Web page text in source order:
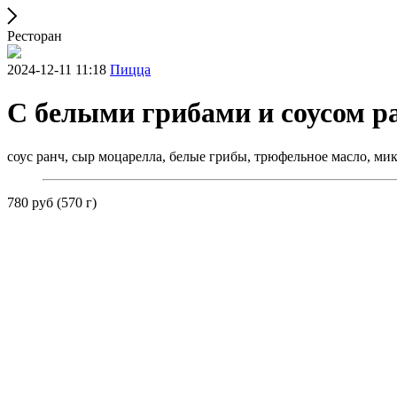
Ресторан
2024-12-11 11:18 Пицца
С белыми грибами и соусом
соус ранч, сыр моцарелла, белые грибы, трюфельное масло,
780 руб (570 г)